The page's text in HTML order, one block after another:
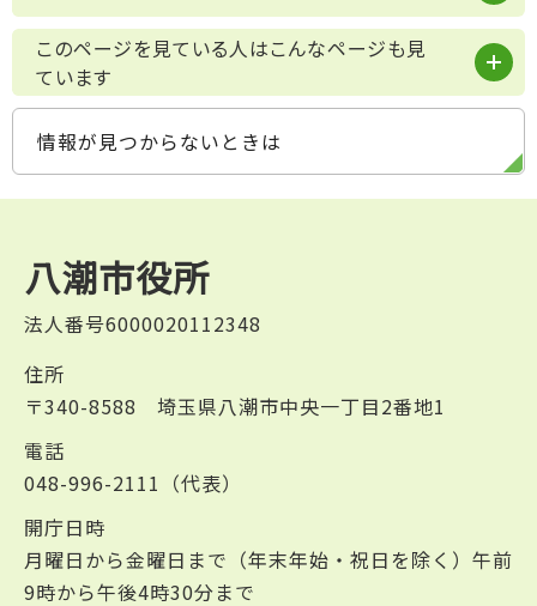
このページを見ている人はこんなページも見
ています
情報が見つからないときは
八潮市役所
法人番号6000020112348
住所
〒340-8588 埼玉県八潮市中央一丁目2番地1
電話
048-996-2111（代表）
開庁日時
月曜日から金曜日まで（年末年始・祝日を除く）午前
9時から午後4時30分まで